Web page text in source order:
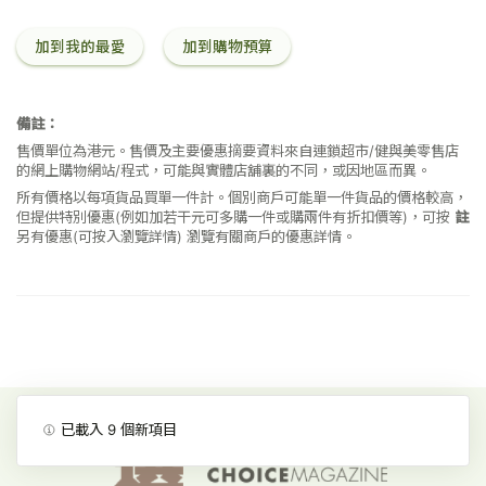
加到我的最愛 加到購物預算
備註：
售價單位為港元。售價及主要優惠摘要資料來自連鎖超市/健與美零售店
的網上購物網站/程式，可能與實體店舖裏的不同，或因地區而異。
所有價格以每項貨品買單一件計。個別商戶可能單一件貨品的價格較高，
但提供特別優惠(例如加若干元可多購一件或購兩件有折扣價等)，可按 註
另有優惠(可按入瀏覽詳情)瀏覽有關商戶的優惠詳情。
已載入9 個新項目